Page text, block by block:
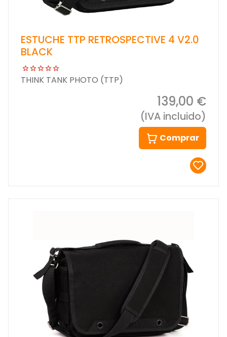
ESTUCHE TTP RETROSPECTIVE 4 V2.0
BLACK
THINK TANK PHOTO (TTP)
139,00 €
(IVA incluido)
Comprar